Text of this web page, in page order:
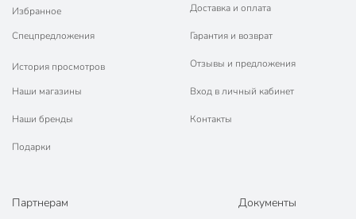
Избранное
Спецпредложения
История просмотров
Наши магазины
Наши бренды
Подарки
Доставка и оплата
Гарантия и возврат
Отзывы и предложения
Вход в личный кабинет
Контакты
Партнерам Документы